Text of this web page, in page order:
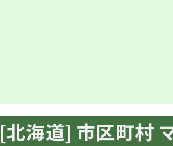
[北海道] 市区町村